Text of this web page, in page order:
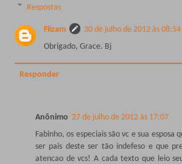
Respostas
Flizam
30 de julho de 2012 às 08:54
Obrigado, Grace. Bj
Responder
Anônimo 27 de julho de 2012 às 17:07
Fabinho, os especiais são vc e sua esposa
ser pais deste ser tão indefeso e que
atencao de vcs! A cada texto que leio